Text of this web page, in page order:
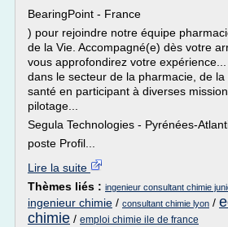
BearingPoint - France
) pour rejoindre notre équipe
de la Vie. Accompagné(e) dès votre
vous approfondirez votre
dans le secteur de la pharmacie, de
santé en participant à diverses
pilotage...
Segula Technologies - Pyrénées-
poste Profil...
Lire la suite
Thèmes liés : ingenieur consultant chimie
ingenieur chimie / consultant chimie lyon /
chimie / emploi chimie ile de france